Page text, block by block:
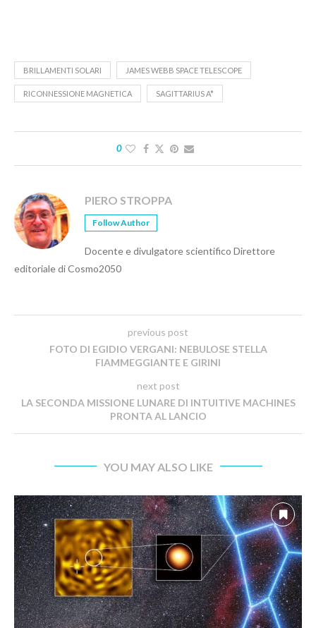
BRILLAMENTI SOLARI JAMES WEBB SPACE TELESCOPE
RICONNESSIONE MAGNETICA SAGITTARIUS A*
0
PIERO STROPPA
Follow Author
Docente e divulgatore scientifico Direttore
editoriale di Cosmo2050
previous post
FOTO DI EGIDIO VERGANI: NEBULOSE STELLA
FIAMMEGGIANTE E GIRINI
next post
LA SECONDA MISSIONE LUNARE DI INTUITIVE MACHINES
PRONTA AL LANCIO
YOU MAY ALSO LIKE